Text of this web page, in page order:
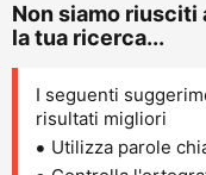
Non siamo
la tua ricerca...
I seguenti
risultati migliori
Utilizza parole